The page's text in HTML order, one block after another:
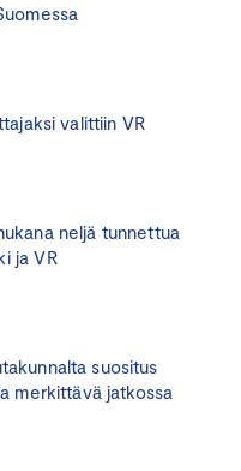
valittiin VR
neljä tunnettua
ja VR
suositus
merkittävä jatkossa